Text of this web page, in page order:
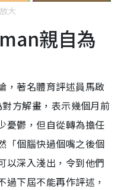
大
親自為
，著名體育評述員馬啟
方解畫，表示幾個月前
憂鬱，但自從轉為擔任
「個腦快過個嘴之後個
以深入淺出，令到他們
下屆不能再作評述，